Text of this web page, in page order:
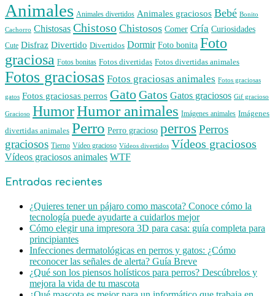
Animales Animales divertidos Animales graciosos Bebé Bonito
Cachorro Chistosas Chistoso Chistosos Comer Cría Curiosidades
Cute Disfraz Divertido Divertidos Dormir Foto bonita Foto
graciosa Fotos bonitas Fotos divertidas Fotos divertidas animales
Fotos graciosas Fotos graciosas animales Fotos graciosas
gatos Fotos graciosas perros GatoGatos Gatos graciosos Gif gracioso
Gracioso HumorHumor animales Imágenes animales Imágenes
divertidas animales Perro Perro gracioso perros Perros
graciosos Tierno Vídeo gracioso Vídeos divertidos Vídeos graciosos
Vídeos graciosos animales WTF
Entradas recientes
¿Quieres tener un pájaro como mascota? Conoce cómo la
tecnología puede ayudarte a cuidarlos mejor
Cómo elegir una impresora 3D para casa: guía completa para
principiantes
Infecciones dermatológicas en perros y gatos: ¿Cómo
reconocer las señales de alerta? Guía Breve
¿Qué son los piensos holísticos para perros? Descúbrelos y
mejora la vida de tu mascota